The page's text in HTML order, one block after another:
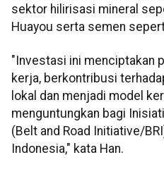
sektor hilirisasi mineral
Huayou serta semen
"Investasi ini menciptakan
kerja, berkontribusi
lokal dan menjadi model
menguntungkan bagi
(Belt and Road Initiative/
Indonesia," kata Han.